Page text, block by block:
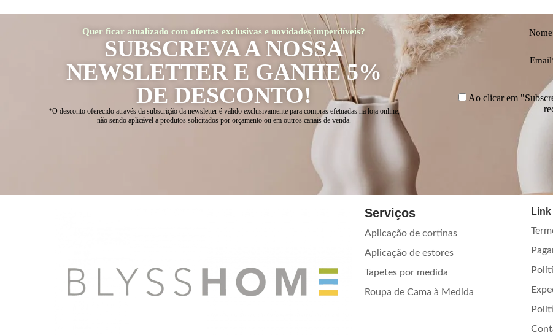
Quer ficar atualizado com ofertas exclusivas e novidades imperdíveis?
SUBSCREVA A NOSSA
NEWSLETTER E GANHE 5%
DE DESCONTO!
*O desconto oferecido através da subscrição da newsletter é válido exclusivamente para compras efetuadas na loja online,
não sendo aplicável a produtos solicitados por orçamento ou em outros canais de venda.
Ao clicar em
Serviços
Aplicação de cortinas
Aplicação de estores
Tapetes por medida
Roupa de Cama à Medida